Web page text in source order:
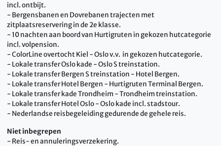
incl. ontbijt.
- Bergensbanen en Dovrebanen trajecten met
zitplaatsreservering in de 2e klasse.
- 10 nachten aan boord van Hurtigruten in gekozen hutcategorie
incl. volpension.
- ColorLine overtocht Kiel - Oslo v.v. in gekozen hutcategorie.
- Lokale transfer Oslo kade - Oslo S treinstation.
- Lokale transfer Bergen S treinstation - Hotel Bergen.
- Lokale transfer Hotel Bergen - Hurtigruten Terminal Bergen.
- Lokale transfer kade Trondheim - Trondheim treinstation.
- Lokale transfer Hotel Oslo - Oslo kade incl. stadstour.
- Nederlandse reisbegeleiding gedurende de gehele reis.
Niet inbegrepen
- Reis- en annuleringsverzekering.